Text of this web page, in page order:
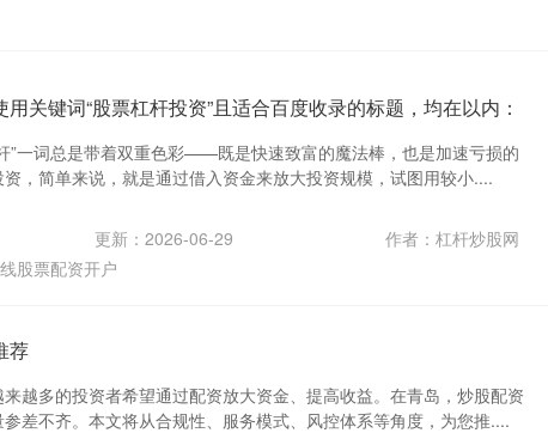
关键词“股票杠杆投资”且适合百度收录的标题，均在以内：
”一词总是带着双重色彩——既是快速致富的魔法棒，也是加速亏损的
，简单来说，就是通过借入资金来放大投资规模，试图用较小....
更新：2026-06-29
作者：杠杆炒股网
股票配资开户
荐
越多的投资者希望通过配资放大资金、提高收益。在青岛，炒股配资
差不齐。本文将从合规性、服务模式、风控体系等角度，为您推....